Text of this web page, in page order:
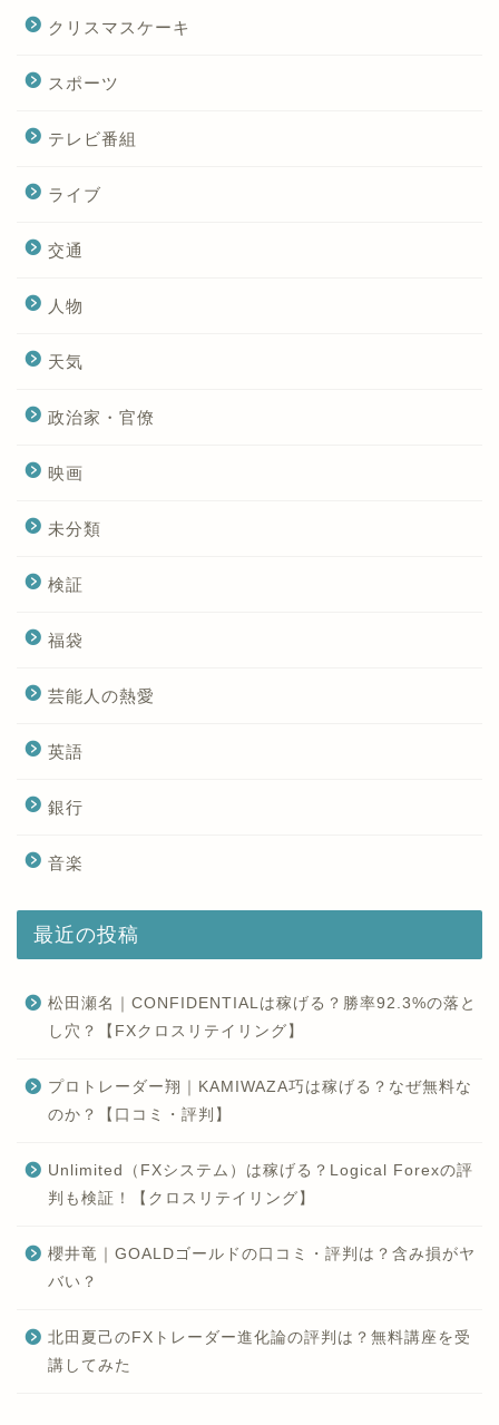
クリスマスケーキ
スポーツ
テレビ番組
ライブ
交通
人物
天気
政治家・官僚
映画
未分類
検証
福袋
芸能人の熱愛
英語
銀行
音楽
最近の投稿
松田瀬名｜CONFIDENTIALは稼げる？勝率92.3%の落と
し穴？【FXクロスリテイリング】
プロトレーダー翔｜KAMIWAZA巧は稼げる？なぜ無料な
のか？【口コミ・評判】
Unlimited（FXシステム）は稼げる？Logical Forexの評
判も検証！【クロスリテイリング】
櫻井竜｜GOALDゴールドの口コミ・評判は？含み損がヤ
バい？
北田夏己のFXトレーダー進化論の評判は？無料講座を受
講してみた